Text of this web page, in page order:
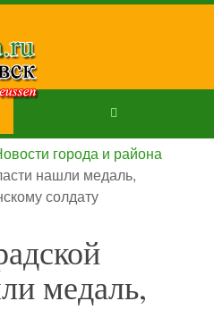
города и района
нашли медаль,
солдату
медаль,